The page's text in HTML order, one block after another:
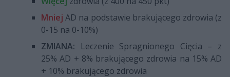
Mniej AD na podstawie brakującego zdrowia (z
0-15 na 0-10%)
ZMIANA: Leczenie Spragnionego Cięcia – z
25% AD + 8% brakującego zdrowia na 15% AD
+ 10% brakującego zdrowia